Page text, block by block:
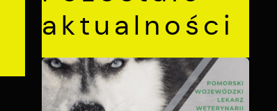
aktualności